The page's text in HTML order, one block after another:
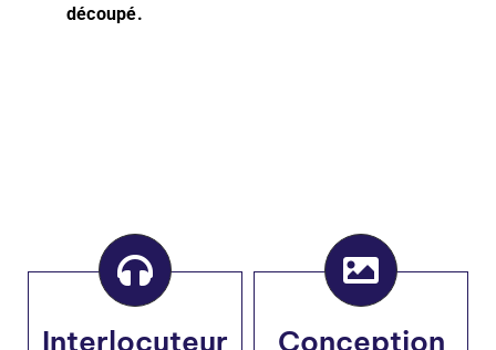
découpé.
Interlocuteur
Conception